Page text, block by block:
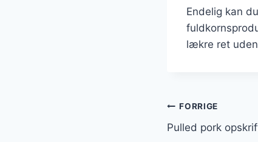
Endelig kan
lækre ret
FORRIGE
Pulled pork